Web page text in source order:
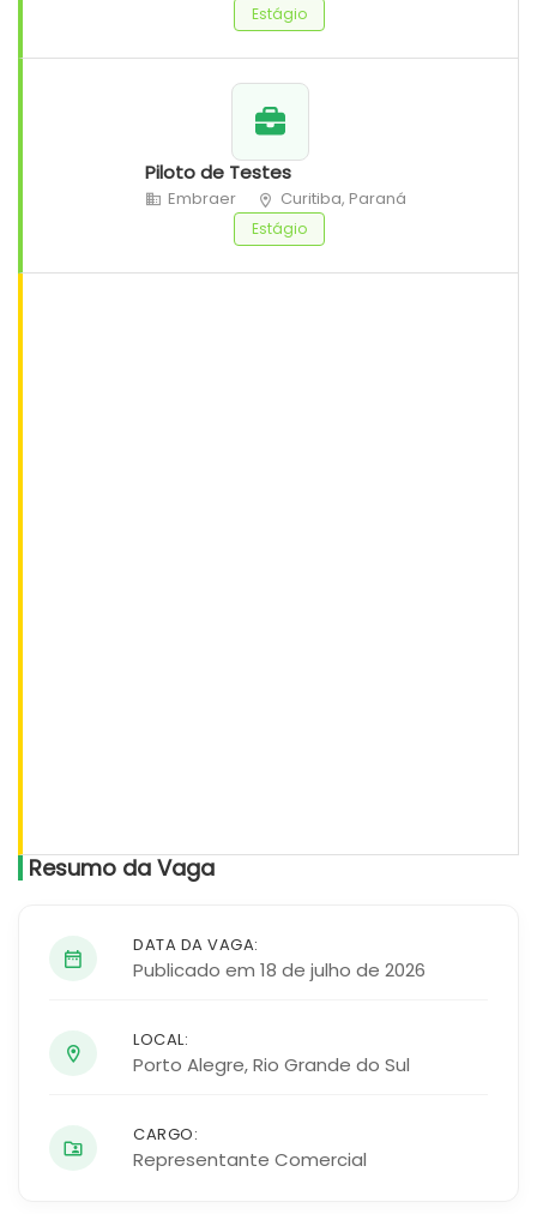
Estágio
Piloto de Testes
Embraer Curitiba, Paraná
Estágio
Resumo da Vaga
DATA DA VAGA:
Publicado em 18 de julho de 2026
LOCAL:
Porto Alegre,Rio Grande do Sul
CARGO:
Representante Comercial